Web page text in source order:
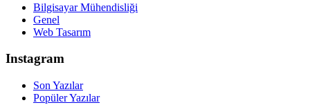
Bilgisayar Mühendisliği
Genel
Web Tasarım
Instagram
Son Yazılar
Popüler Yazılar